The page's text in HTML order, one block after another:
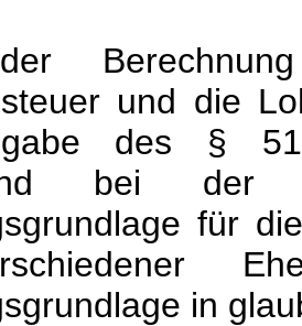
und die
des §
bei der
für
in